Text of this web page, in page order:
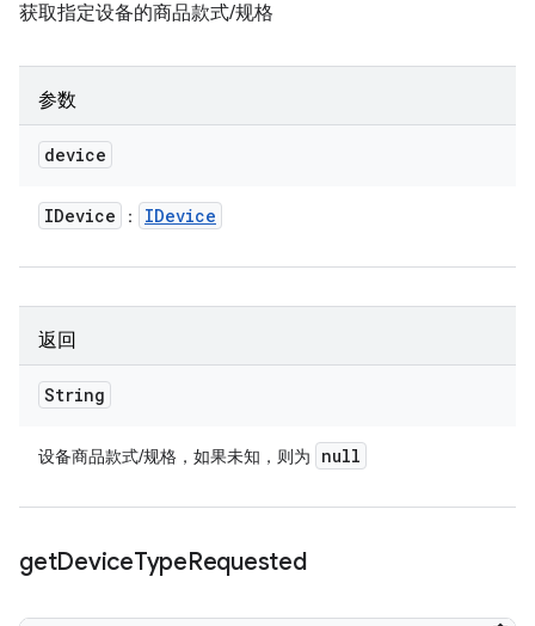
获取指定设备的商品款式/规格
参数
device
IDevice ： IDevice
返回
String
设备商品款式/规格，如果未知，则为 null
getDeviceTypeRequested